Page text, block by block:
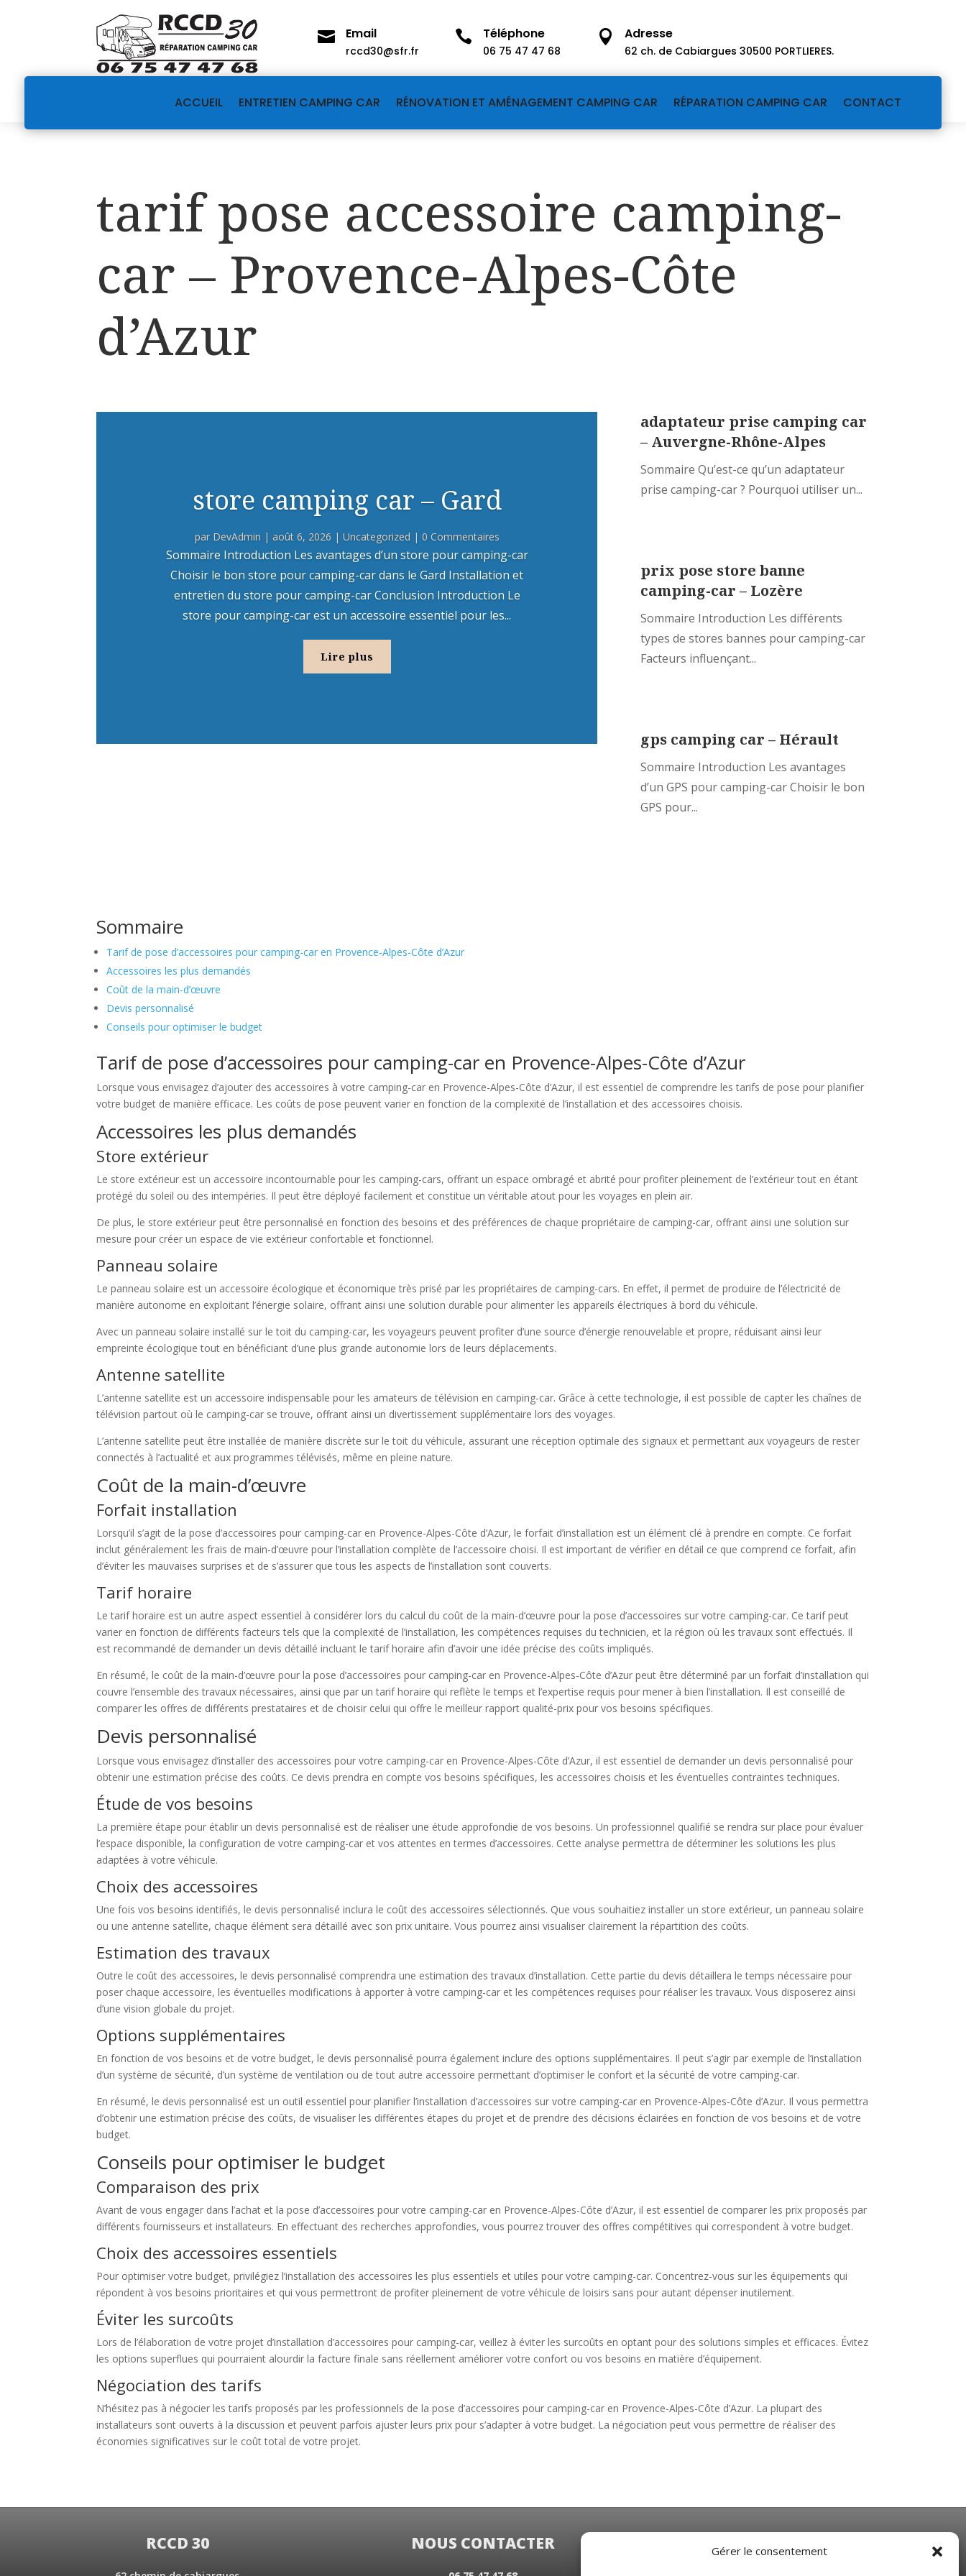
Gérer le consentement
 Email
rccd30@sfr.fr
 Téléphone
06 75 47 47 68
 Adresse
62 ch. de Cabiargues 30500 PORTLIERES.
ACCUEIL ENTRETIEN CAMPING CAR RÉNOVATION ET AMÉNAGEMENT CAMPING CAR RÉPARATION CAMPING CAR CONTACT
tarif pose accessoire camping-
car – Provence-Alpes-Côte
d’Azur
store camping car – Gard
par DevAdmin | août 6, 2026 | Uncategorized | 0 Commentaires
Sommaire Introduction Les avantages d’un store pour camping-car
Choisir le bon store pour camping-car dans le Gard Installation et
entretien du store pour camping-car Conclusion Introduction Le
store pour camping-car est un accessoire essentiel pour les...
Lire plus
adaptateur prise camping car
– Auvergne-Rhône-Alpes
Sommaire Qu’est-ce qu’un adaptateur
prise camping-car ? Pourquoi utiliser un...
prix pose store banne
camping-car – Lozère
Sommaire Introduction Les différents
types de stores bannes pour camping-car
Facteurs influençant...
gps camping car – Hérault
Sommaire Introduction Les avantages
d’un GPS pour camping-car Choisir le bon
GPS pour...
Sommaire
Tarif de pose d’accessoires pour camping-car en Provence-Alpes-Côte d’Azur
Accessoires les plus demandés
Coût de la main-d’œuvre
Devis personnalisé
Conseils pour optimiser le budget
Tarif de pose d’accessoires pour camping-car en Provence-Alpes-Côte d’Azur
Lorsque vous envisagez d’ajouter des accessoires à votre camping-car en Provence-Alpes-Côte d’Azur, il est essentiel de comprendre les tarifs de pose pour planifier
votre budget de manière efficace. Les coûts de pose peuvent varier en fonction de la complexité de l’installation et des accessoires choisis.
Accessoires les plus demandés
Store extérieur
Le store extérieur est un accessoire incontournable pour les camping-cars, offrant un espace ombragé et abrité pour profiter pleinement de l’extérieur tout en étant
protégé du soleil ou des intempéries. Il peut être déployé facilement et constitue un véritable atout pour les voyages en plein air.
De plus, le store extérieur peut être personnalisé en fonction des besoins et des préférences de chaque propriétaire de camping-car, offrant ainsi une solution sur
mesure pour créer un espace de vie extérieur confortable et fonctionnel.
Panneau solaire
Le panneau solaire est un accessoire écologique et économique très prisé par les propriétaires de camping-cars. En effet, il permet de produire de l’électricité de
manière autonome en exploitant l’énergie solaire, offrant ainsi une solution durable pour alimenter les appareils électriques à bord du véhicule.
Avec un panneau solaire installé sur le toit du camping-car, les voyageurs peuvent profiter d’une source d’énergie renouvelable et propre, réduisant ainsi leur
empreinte écologique tout en bénéficiant d’une plus grande autonomie lors de leurs déplacements.
Antenne satellite
L’antenne satellite est un accessoire indispensable pour les amateurs de télévision en camping-car. Grâce à cette technologie, il est possible de capter les chaînes de
télévision partout où le camping-car se trouve, offrant ainsi un divertissement supplémentaire lors des voyages.
L’antenne satellite peut être installée de manière discrète sur le toit du véhicule, assurant une réception optimale des signaux et permettant aux voyageurs de rester
connectés à l’actualité et aux programmes télévisés, même en pleine nature.
Coût de la main-d’œuvre
Forfait installation
Lorsqu’il s’agit de la pose d’accessoires pour camping-car en Provence-Alpes-Côte d’Azur, le forfait d’installation est un élément clé à prendre en compte. Ce forfait
inclut généralement les frais de main-d’œuvre pour l’installation complète de l’accessoire choisi. Il est important de vérifier en détail ce que comprend ce forfait, afin
d’éviter les mauvaises surprises et de s’assurer que tous les aspects de l’installation sont couverts.
Tarif horaire
Le tarif horaire est un autre aspect essentiel à considérer lors du calcul du coût de la main-d’œuvre pour la pose d’accessoires sur votre camping-car. Ce tarif peut
varier en fonction de différents facteurs tels que la complexité de l’installation, les compétences requises du technicien, et la région où les travaux sont effectués. Il
est recommandé de demander un devis détaillé incluant le tarif horaire afin d’avoir une idée précise des coûts impliqués.
En résumé, le coût de la main-d’œuvre pour la pose d’accessoires pour camping-car en Provence-Alpes-Côte d’Azur peut être déterminé par un forfait d’installation qui
couvre l’ensemble des travaux nécessaires, ainsi que par un tarif horaire qui reflète le temps et l’expertise requis pour mener à bien l’installation. Il est conseillé de
comparer les offres de différents prestataires et de choisir celui qui offre le meilleur rapport qualité-prix pour vos besoins spécifiques.
Devis personnalisé
Lorsque vous envisagez d’installer des accessoires pour votre camping-car en Provence-Alpes-Côte d’Azur, il est essentiel de demander un devis personnalisé pour
obtenir une estimation précise des coûts. Ce devis prendra en compte vos besoins spécifiques, les accessoires choisis et les éventuelles contraintes techniques.
Étude de vos besoins
La première étape pour établir un devis personnalisé est de réaliser une étude approfondie de vos besoins. Un professionnel qualifié se rendra sur place pour évaluer
l’espace disponible, la configuration de votre camping-car et vos attentes en termes d’accessoires. Cette analyse permettra de déterminer les solutions les plus
adaptées à votre véhicule.
Choix des accessoires
Une fois vos besoins identifiés, le devis personnalisé inclura le coût des accessoires sélectionnés. Que vous souhaitiez installer un store extérieur, un panneau solaire
ou une antenne satellite, chaque élément sera détaillé avec son prix unitaire. Vous pourrez ainsi visualiser clairement la répartition des coûts.
Estimation des travaux
Outre le coût des accessoires, le devis personnalisé comprendra une estimation des travaux d’installation. Cette partie du devis détaillera le temps nécessaire pour
poser chaque accessoire, les éventuelles modifications à apporter à votre camping-car et les compétences requises pour réaliser les travaux. Vous disposerez ainsi
d’une vision globale du projet.
Options supplémentaires
En fonction de vos besoins et de votre budget, le devis personnalisé pourra également inclure des options supplémentaires. Il peut s’agir par exemple de l’installation
d’un système de sécurité, d’un système de ventilation ou de tout autre accessoire permettant d’optimiser le confort et la sécurité de votre camping-car.
En résumé, le devis personnalisé est un outil essentiel pour planifier l’installation d’accessoires sur votre camping-car en Provence-Alpes-Côte d’Azur. Il vous permettra
d’obtenir une estimation précise des coûts, de visualiser les différentes étapes du projet et de prendre des décisions éclairées en fonction de vos besoins et de votre
budget.
Conseils pour optimiser le budget
Comparaison des prix
Avant de vous engager dans l’achat et la pose d’accessoires pour votre camping-car en Provence-Alpes-Côte d’Azur, il est essentiel de comparer les prix proposés par
différents fournisseurs et installateurs. En effectuant des recherches approfondies, vous pourrez trouver des offres compétitives qui correspondent à votre budget.
Choix des accessoires essentiels
Pour optimiser votre budget, privilégiez l’installation des accessoires les plus essentiels et utiles pour votre camping-car. Concentrez-vous sur les équipements qui
répondent à vos besoins prioritaires et qui vous permettront de profiter pleinement de votre véhicule de loisirs sans pour autant dépenser inutilement.
Éviter les surcoûts
Lors de l’élaboration de votre projet d’installation d’accessoires pour camping-car, veillez à éviter les surcoûts en optant pour des solutions simples et efficaces. Évitez
les options superflues qui pourraient alourdir la facture finale sans réellement améliorer votre confort ou vos besoins en matière d’équipement.
Négociation des tarifs
N’hésitez pas à négocier les tarifs proposés par les professionnels de la pose d’accessoires pour camping-car en Provence-Alpes-Côte d’Azur. La plupart des
installateurs sont ouverts à la discussion et peuvent parfois ajuster leurs prix pour s’adapter à votre budget. La négociation peut vous permettre de réaliser des
économies significatives sur le coût total de votre projet.
RCCD 30 NOUS CONTACTER NOS HORAIRES